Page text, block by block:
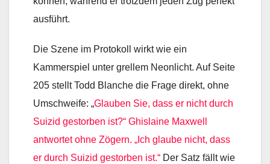
ausführt.
Die Szene im Protokoll wirkt wie ein
Kammerspiel unter grellem Neonlicht. Auf Seite
205 stellt Todd Blanche die Frage direkt, ohne
Umschweife: „Glauben Sie, dass er nicht durch
Suizid gestorben ist?“ Ghislaine Maxwell
antwortet ohne Zögern. „Ich glaube nicht, dass
er durch Suizid gestorben ist.“ Der Satz fällt wie